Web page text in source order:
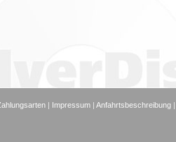
| Impressum| Anfahrtsbeschreibung|